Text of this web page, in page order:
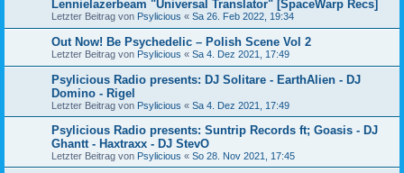
Lennielazerbeam "Universal Translator" [SpaceWarp Recs]
Letzter Beitrag von Psylicious « Sa 26. Feb 2022, 19:34
Out Now! Be Psychedelic – Polish Scene Vol 2
Letzter Beitrag von Psylicious « Sa 4. Dez 2021, 17:49
Psylicious Radio presents: DJ Solitare - EarthAlien - DJ
Domino - Rigel
Letzter Beitrag von Psylicious « Sa 4. Dez 2021, 17:49
Psylicious Radio presents: Suntrip Records ft; Goasis - DJ
Ghantt - Haxtraxx - DJ StevO
Letzter Beitrag von Psylicious « So 28. Nov 2021, 17:45